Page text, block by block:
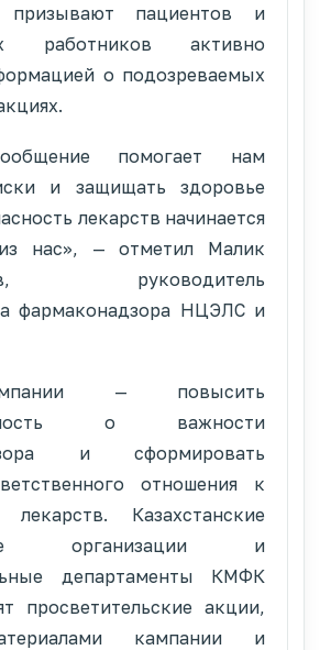
пациентов и
работников активно
о подозреваемых
помогает нам
и защищать здоровье
лекарств начинается
нас», — отметил Малик
руководитель
фармаконадзора НЦЭЛС и
— повысить
о важности
и сформировать
отношения к
лекарств. Казахстанские
организации и
департаменты КМФК
просветительские акции,
кампании и